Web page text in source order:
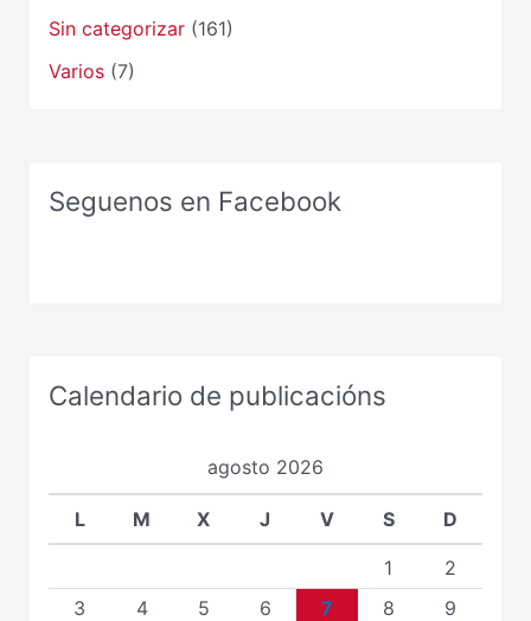
Sin categorizar(161)
Varios(7)
Seguenos en Facebook
Calendario de publicacións
agosto 2026
L M X J V S D
1
2
3
4 5 6 7 8
9